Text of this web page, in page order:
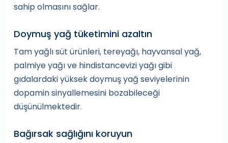
sahip olmasını sağlar.
Doymuş yağ tüketimini azaltın
Tam yağlı süt ürünleri, tereyağı, hayvansal yağ,
palmiye yağı ve hindistancevizi yağı gibi
gıdalardaki yüksek doymuş yağ seviyelerinin
dopamin sinyallemesini bozabileceği
düşünülmektedir.
Bağırsak sağlığını koruyun